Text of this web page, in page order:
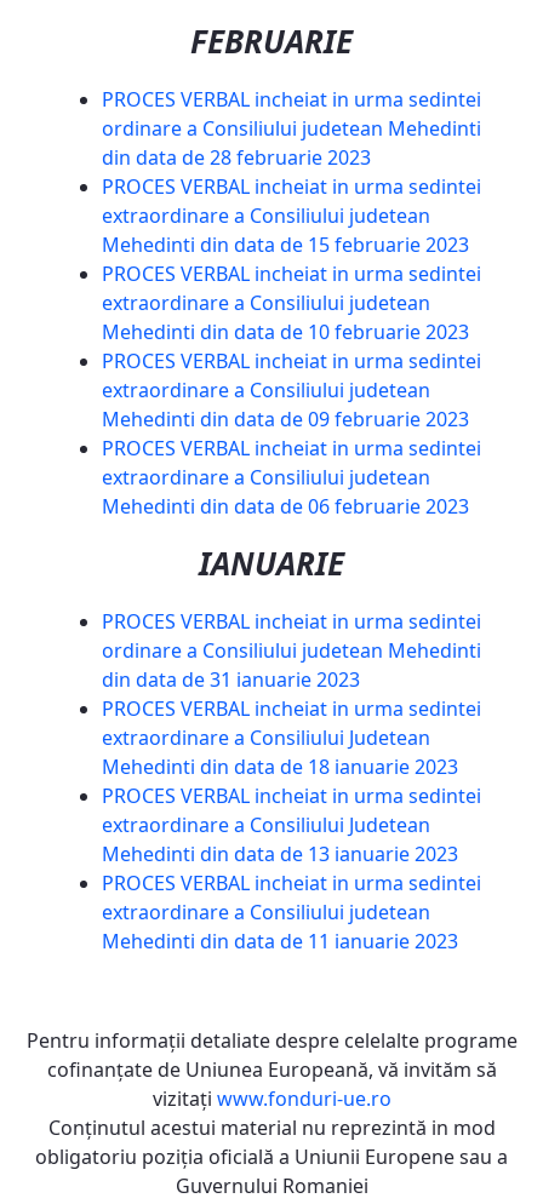
FEBRUARIE
PROCES VERBAL incheiat in urma sedintei
ordinare a Consiliului judetean Mehedinti
din data de 28 februarie 2023
PROCES VERBAL incheiat in urma sedintei
extraordinare a Consiliului judetean
Mehedinti din data de 15 februarie 2023
PROCES VERBAL incheiat in urma sedintei
extraordinare a Consiliului judetean
Mehedinti din data de 10 februarie 2023
PROCES VERBAL incheiat in urma sedintei
extraordinare a Consiliului judetean
Mehedinti din data de 09 februarie 2023
PROCES VERBAL incheiat in urma sedintei
extraordinare a Consiliului judetean
Mehedinti din data de 06 februarie 2023
IANUARIE
PROCES VERBAL incheiat in urma sedintei
ordinare a Consiliului judetean Mehedinti
din data de 31 ianuarie 2023
PROCES VERBAL incheiat in urma sedintei
extraordinare a Consiliului Judetean
Mehedinti din data de 18 ianuarie 2023
PROCES VERBAL incheiat in urma sedintei
extraordinare a Consiliului Judetean
Mehedinti din data de 13 ianuarie 2023
PROCES VERBAL incheiat in urma sedintei
extraordinare a Consiliului judetean
Mehedinti din data de 11 ianuarie 2023
Pentru informaţii detaliate despre celelalte programe
cofinanţate de Uniunea Europeană, vă invităm să
vizitaţi www.fonduri-ue.ro
Conţinutul acestui material nu reprezintă in mod
obligatoriu poziţia oficială a Uniunii Europene sau a
Guvernului Romaniei